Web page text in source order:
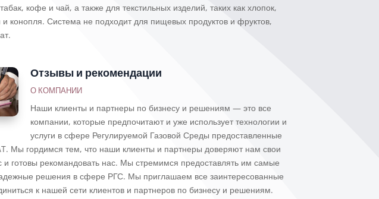
табак, кофе и чай, а также для текстильных изделий, таких как хлопок,
конопля. Система не подходит для пищевых продуктов и фруктов,
Отзывы и рекомендации
О КОМПАНИИ
Наши клиенты и партнеры по бизнесу и решениям — это все
компании, которые предпочитают и уже использует технологии и
услуги в сфере Регулируемой Газовой Среды предоставленные
Мы гордимся тем, что наши клиенты и партнеры доверяют нам свои
и готовы рекомандовать нас. Мы стремимся предоставлять им самые
решения в сфере РГС. Мы приглашаем все заинтересованные
к нашей сети клиентов и партнеров по бизнесу и решениям.